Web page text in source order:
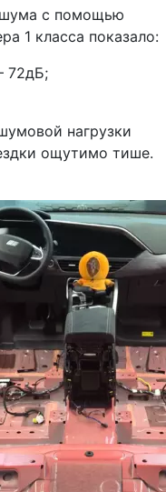
шума с помощью
1 класса показало:
72дБ;
нагрузки
ощутимо тише.